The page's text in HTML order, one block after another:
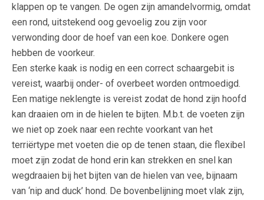
klappen op te vangen. De ogen zijn amandelvormig, omdat
een rond, uitstekend oog gevoelig zou zijn voor
verwonding door de hoef van een koe. Donkere ogen
hebben de voorkeur.
Een sterke kaak is nodig en een correct schaargebit is
vereist, waarbij onder- of overbeet worden ontmoedigd.
Een matige neklengte is vereist zodat de hond zijn hoofd
kan draaien om in de hielen te bijten. M.b.t. de voeten zijn
we niet op zoek naar een rechte voorkant van het
terriërtype met voeten die op de tenen staan, die flexibel
moet zijn zodat de hond erin kan strekken en snel kan
wegdraaien bij het bijten van de hielen van vee, bijnaam
van ‘nip and duck’ hond. De bovenbelijning moet vlak zijn,